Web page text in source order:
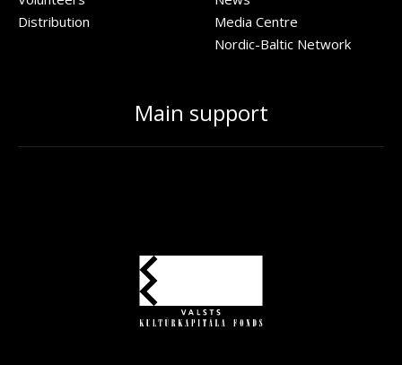
Distribution
Media Centre
Nordic-Baltic Network
Main support